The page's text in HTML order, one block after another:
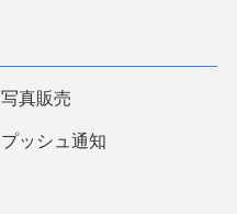
写真販売
プッシュ通知